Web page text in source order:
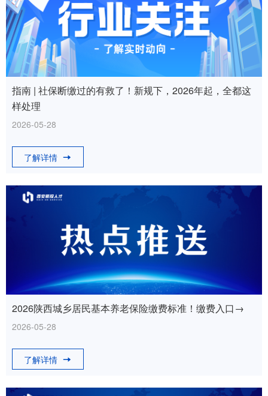
指南 | 社保断缴过的有救了！新规下，2026年起，全都这
样处理
2026-05-28
了解详情
2026陕西城乡居民基本养老保险缴费标准！缴费入口→
2026-05-28
了解详情